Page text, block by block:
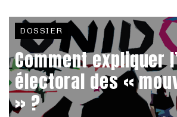
DOSSIER
Comment expliquer
électoral des «
» ?